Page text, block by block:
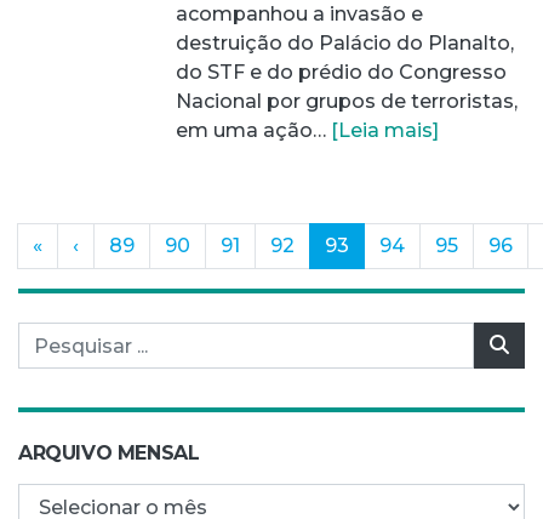
acompanhou a invasão e
destruição do Palácio do Planalto,
do STF e do prédio do Congresso
Nacional por grupos de terroristas,
em uma ação… [Leia mais]
« ‹ 89 90 91 92 93 (current)
94 95 96
Pesquisar por:
ARQUIVO MENSAL
Arquivo mensal